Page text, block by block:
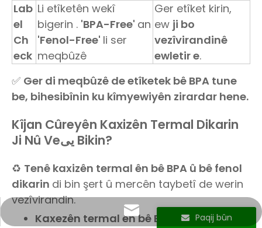
Lab
el
Ch
eck
Li etîketên wekî
bigerin . 'BPA-Free' an
'Fenol-Free' li ser
meqbûzê
Ger etîket kirin,
ew ji bo
vezîvirandinê
ewletir e.
✅ Ger di meqbûzê de etîketek bê BPA tune
be, bihesibînin ku kîmyewiyên zirardar hene.
Kîjan Cûreyên Kaxizên Termal Dikarin
Ji Nû Veیی Bikin?
♻️ Tenê kaxizên termal ên bê BPA û bê fenol
dikarin di bin şert û mercên taybetî de werin
vezîvirandin.
Kaxezên termal ên bê BPA û bê fenol
Paqij bûn
info@sunriseproduct.cn